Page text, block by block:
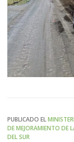
PUBLICADO EL
DE MEJORAMIENTO DE
DEL SUR